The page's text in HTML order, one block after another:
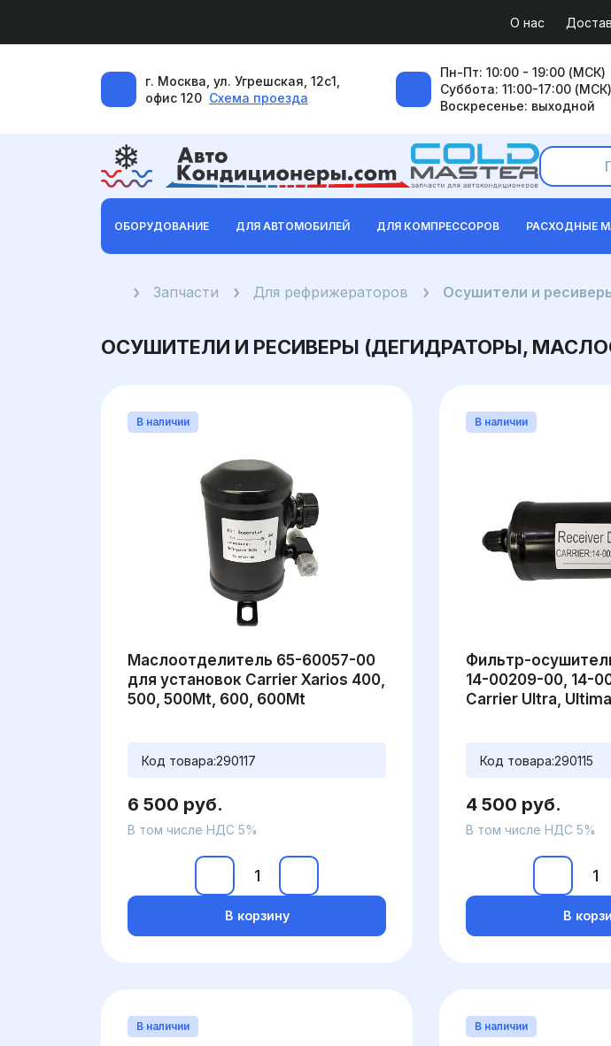
О нас
г. Москва, ул. Угрешская, 12с1,
офис 120 Схема проезда
Пн-Пт: 10:00 - 19:00 (МСК)
Суббота: 11:00-17:00 (МСК)
Воскресенье: выходной
ОБОРУДОВАНИЕ ДЛЯ АВТОМОБИЛЕЙ ДЛЯ КОМПРЕССОРОВ РАСХОДНЫЕ
ГлавнаяЗапчасти Для рефрижераторов Осушители и
ОСУШИТЕЛИ И РЕСИВЕРЫ (ДЕГИДРАТОРЫ,
В наличии
Маслоотделитель 65-60057-00
для установок Carrier Xarios 400,
500, 500Mt, 600, 600Mt
Код товара:290117
6 500 руб.
В том числе НДС 5%
В корзину
В наличии
Фильтр-
14-00209-00, 14-
Carrier Ultra, Ultima
Код товара:290115
4 500 руб.
В том числе НДС 5%
В
В наличии В наличии